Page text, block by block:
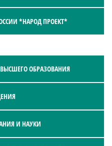
*НАРОД ПРОЕКТ*
ОБРАЗОВАНИЯ
И НАУКИ